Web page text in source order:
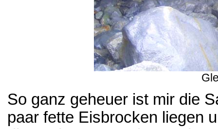
So ganz geheuer ist mir die
paar fette Eisbrocken liegen